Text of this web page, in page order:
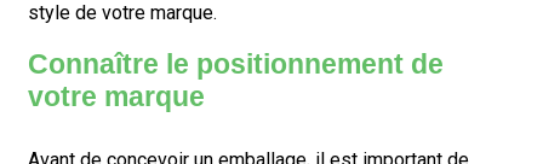
style de votre marque.
Connaître le positionnement de
votre marque